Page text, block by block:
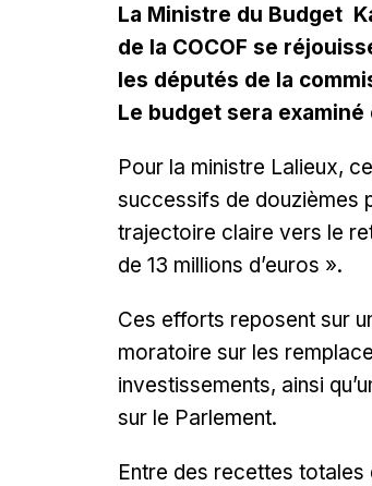
La Ministre du Budget
de la COCOF se
les députés de la
Le budget sera
Pour la ministre Lalieux,
successifs de douzièmes
trajectoire claire vers le
de 13 millions d’euros ».
Ces efforts reposent sur
moratoire sur les
investissements, ainsi
sur le Parlement.
Entre des recettes totales